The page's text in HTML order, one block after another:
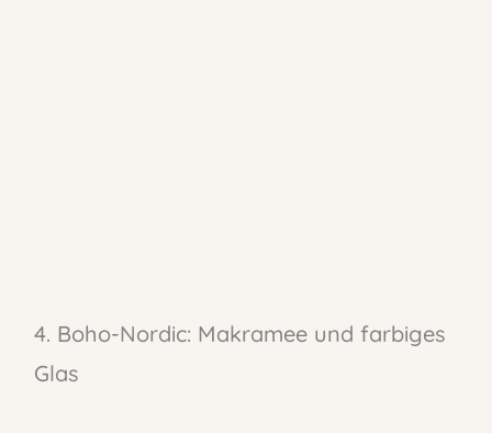
4. Boho-Nordic: Makramee und farbiges
Glas